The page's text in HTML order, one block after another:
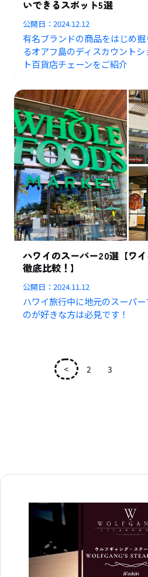
いできるスポット5選
公開日：2024.12.12
有名ブランドの商品をはじめ
るオアフ島のディスカウント
ト百貨店チェーンをご紹介
ハワイのスーパー20選【ワ
徹底比較！】
公開日：2024.11.12
ハワイ旅行中に地元のスーパ
のが好きな方は必見です！
< 2 3
広告